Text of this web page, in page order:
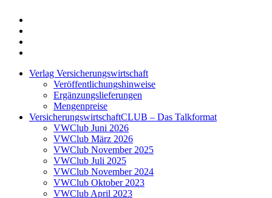
Verlag Versicherungswirtschaft
Veröffentlichungshinweise
Ergänzungslieferungen
Mengenpreise
VersicherungswirtschaftCLUB – Das Talkformat
VWClub Juni 2026
VWClub März 2026
VWClub November 2025
VWClub Juli 2025
VWClub November 2024
VWClub Oktober 2023
VWClub April 2023